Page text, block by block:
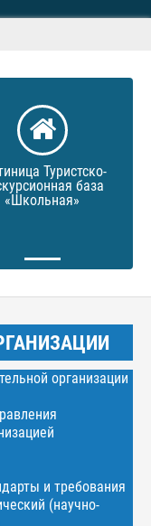
Туристско-
база
«Школьная»
организации
и требования
(научно-